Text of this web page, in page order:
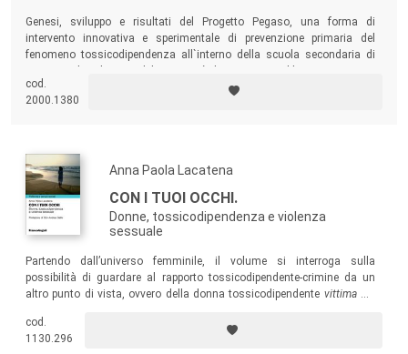
Genesi, sviluppo e risultati del Progetto Pegaso, una forma di
intervento innovativa e sperimentale di prevenzione primaria del
fenomeno tossicodipendenza all`interno della scuola secondaria di
fisico-relazionale e favorire criticità, consapevolezza e pensiero
positivo.
cod.
2000.1380
Anna Paola Lacatena
CON I TUOI OCCHI.
Donne, tossicodipendenza e violenza
sessuale
Partendo dall’universo femminile, il volume si interroga sulla
possibilità di guardare al rapporto tossicodipendente-crimine da un
altro punto di vista, ovvero della donna tossicodipendente vittimadel
condizione e vulnerabilità, è più esposta a subire reati,
specificatamente di natura sessuale?
cod.
1130.296